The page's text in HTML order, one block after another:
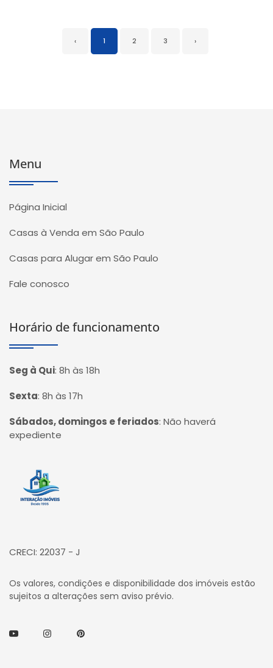
‹ 1 2 3 ›
Menu
Página Inicial
Casas à Venda em São Paulo
Casas para Alugar em São Paulo
Fale conosco
Horário de funcionamento
Seg à Qui: 8h às 18h
Sexta: 8h às 17h
Sábados, domingos e feriados: Não haverá
expediente
Página inicial
CRECI: 22037 - J
Os valores, condições e disponibilidade dos imóveis estão
sujeitos a alterações sem aviso prévio.
YoutubeInstagramPinterest